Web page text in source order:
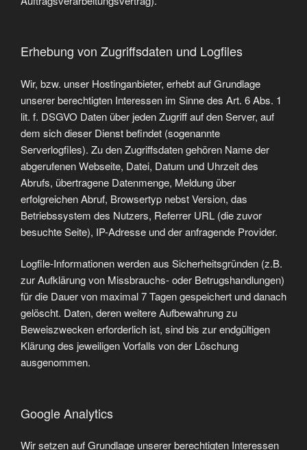
Erhebung von Zugriffsdaten und Logfiles
Wir, bzw. unser Hostinganbieter, erhebt auf Grundlage
unserer berechtigten Interessen im Sinne des Art. 6 Abs. 1
lit. f. DSGVO Daten über jeden Zugriff auf den Server, auf
dem sich dieser Dienst befindet (sogenannte
Serverlogfiles). Zu den Zugriffsdaten gehören Name der
abgerufenen Webseite, Datei, Datum und Uhrzeit des
Abrufs, übertragene Datenmenge, Meldung über
erfolgreichen Abruf, Browsertyp nebst Version, das
Betriebssystem des Nutzers, Referrer URL (die zuvor
besuchte Seite), IP-Adresse und der anfragende Provider.
Logfile-Informationen werden aus Sicherheitsgründen (z.B.
zur Aufklärung von Missbrauchs- oder Betrugshandlungen)
für die Dauer von maximal 7 Tagen gespeichert und danach
gelöscht. Daten, deren weitere Aufbewahrung zu
Beweiszwecken erforderlich ist, sind bis zur endgültigen
Klärung des jeweiligen Vorfalls von der Löschung
ausgenommen.
Google Analytics
Wir setzen auf Grundlage unserer berechtigten Interessen